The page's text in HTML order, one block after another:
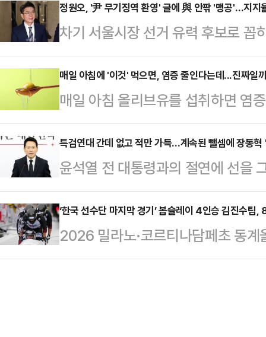
그동안 이 대통령과 각을 세우는 듯
을 수 없다는 입장을 모은 것으로
는 22일 공지를 통해 정 대표와 이
과, 전체 투표수 1231표 중 찬성
인사를 강퇴, 추방하기로 결정했다
정원오, '尹 무기징역 환영' 글에 與 안팎 '맹공'…지지
차기 서울시장 선거 유력 후보로 꼽
주당 내 경쟁 후보군과 강성 지지층
우두머리 혐의를 받는 윤석열 전 대
SNS에 환영의 글을 올렸던 게 발
달리는 정 구청장이 강성 지지층의
작용할지 주목된다.22일 정치권에
의 선고 직후 정 구청장의 페이스북
지층 사이에서 …
매일 아침에 '이것' 먹으면, 염증 줄인다는데...진짜일
매일 아침 올리브유를 섭취하면 염
섭취의 건강효과미국 식품의약국
우 심혈관질환 예방 효과를 볼 수
부하게 함유하고 있어 혈중 콜레스
올리브에 함유된 항산화 성분인 폴
세포를 보호하는데, 이는 혈소판 응
하는 효과가 있다. 따라서 혈액 속
으면 심혈관질환을 예방하는…
특검연대 간데 없고 적만 가득…계속된 뺄셈에 장동혁
윤석열 전 대통령과의 절연에 선을
팎의 반발이 거세지고 있다. 6·3 지
윤어게인을 당의 공식 노선으로 선
분출하는 모양새다. 특히 지선을 앞
책연대에 나섰던 개혁신당마저 '연
‘한국 선수단 마지막 경기’ 봅슬레이 4인승 김진수팀
2026 밀라노·코르티나담페초 동
나선 봅슬레이 남자 4인승 '김진수